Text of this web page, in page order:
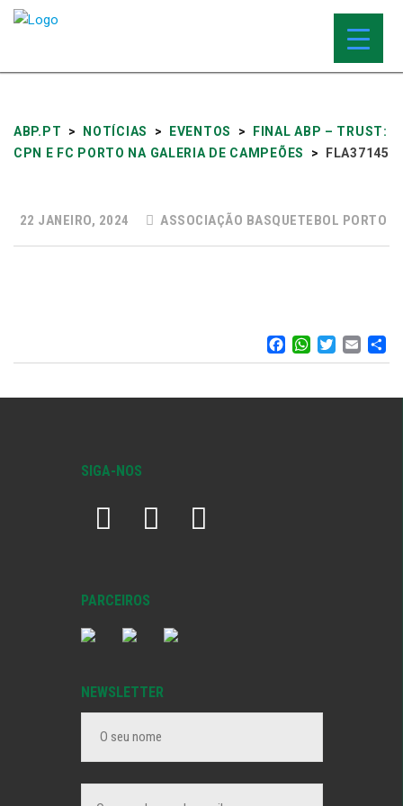
ABP.PT > NOTÍCIAS > EVENTOS >
FINAL ABP – TRUST:
CPN E FC PORTO NA GALERIA DE CAMPEÕES
> FLA37145
22 JANEIRO, 2024 ASSOCIAÇÃO BASQUETEBOL PORTO
SIGA-NOS
PARCEIROS
NEWSLETTER